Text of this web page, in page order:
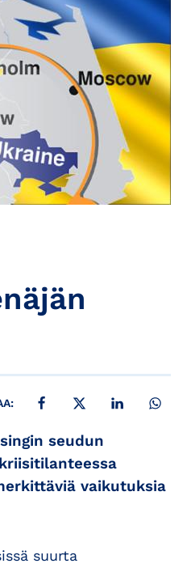
JAA FACEBOOKISSA
JAA X:SSÄ JAA
seudun
vaikutuksia
suurta